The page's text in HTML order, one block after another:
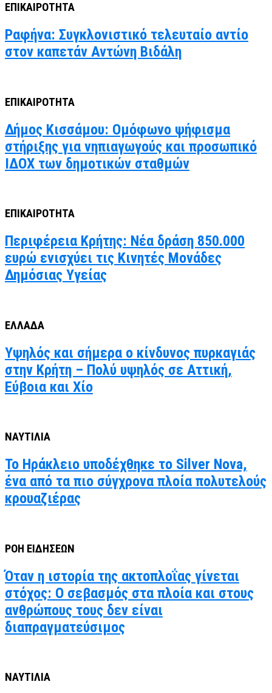
ΕΠΙΚΑΙΡΟΤΗΤΑ
Ραφήνα: Συγκλονιστικό τελευταίο αντίο
στον καπετάν Αντώνη Βιδάλη
ΕΠΙΚΑΙΡΟΤΗΤΑ
Δήμος Κισσάμου: Ομόφωνο ψήφισμα
στήριξης για νηπιαγωγούς και προσωπικό
ΙΔΟΧ των δημοτικών σταθμών
ΕΠΙΚΑΙΡΟΤΗΤΑ
Περιφέρεια Κρήτης: Νέα δράση 850.000
ευρώ ενισχύει τις Κινητές Μονάδες
Δημόσιας Υγείας
ΕΛΛΑΔΑ
Υψηλός και σήμερα ο κίνδυνος πυρκαγιάς
στην Κρήτη – Πολύ υψηλός σε Αττική,
Εύβοια και Χίο
ΝΑΥΤΙΛΙΑ
Το Ηράκλειο υποδέχθηκε το Silver Nova,
ένα από τα πιο σύγχρονα πλοία πολυτελούς
κρουαζιέρας
ΡΟΗ ΕΙΔΗΣΕΩΝ
Όταν η ιστορία της ακτοπλοΐας γίνεται
στόχος: Ο σεβασμός στα πλοία και στους
ανθρώπους τους δεν είναι
διαπραγματεύσιμος
ΝΑΥΤΙΛΙΑ